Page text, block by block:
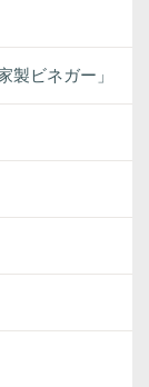
製ビネガー」